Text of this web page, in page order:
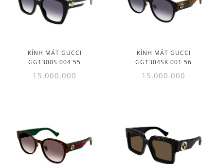
KÍNH MÁT GUCCI
GG1300S 004 55
15.000.000
KÍNH MÁT GUCCI
GG1304SK 001 56
15.000.000